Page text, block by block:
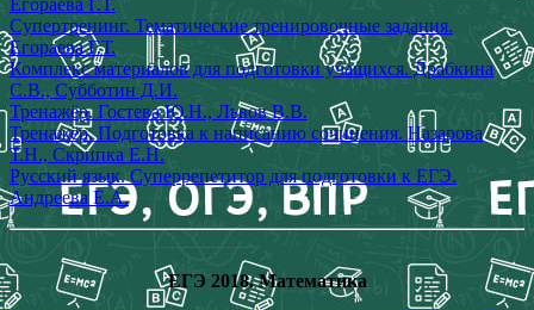
Егораева Г.Т.
Супертренинг. Тематические тренировочные задания.
Егораева Г.Т.
Комплекс материалов для подготовки учащихся. Драбкина
С.В., Субботин Д.И.
Тренажёр. Гостева Ю.Н., Львов В.В.
Тренажёр. Подготовка к написанию сочинения. Назарова
Т.Н., Скрипка Е.Н.
Русский язык. Суперрепетитор для подготовки к ЕГЭ.
Андреева Е.А.
ЕГЭ 2018. Математика